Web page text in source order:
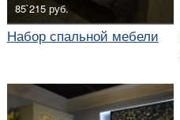
85`215 руб.
Набор спальной мебели